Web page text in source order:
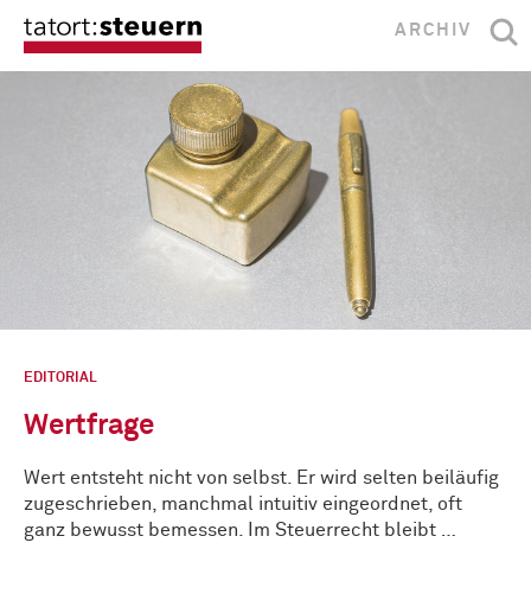
ARCHIV
EDITORIAL
Wertfrage
Wert entsteht nicht von selbst. Er wird selten beiläufig
zugeschrieben, manchmal intuitiv eingeordnet, oft
ganz bewusst bemessen. Im Steuerrecht bleibt …